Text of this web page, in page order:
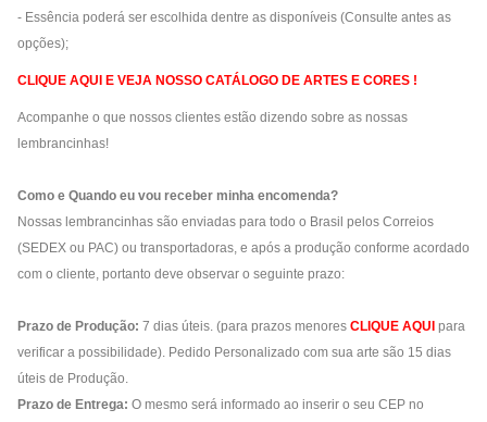
- Essência poderá ser escolhida dentre as disponíveis (Consulte antes as
opções);
CLIQUE AQUI E VEJA NOSSO CATÁLOGO DE ARTES E CORES !
Acompanhe o que nossos clientes estão dizendo sobre as nossas
lembrancinhas!
Como e Quando eu vou receber minha encomenda?
Nossas lembrancinhas são enviadas para todo o Brasil pelos Correios
(SEDEX ou PAC) ou transportadoras, e após a produção conforme acordado
com o cliente, portanto deve observar o seguinte prazo:
Prazo de Produção: 7 dias úteis. (para prazos menores CLIQUE AQUI para
verificar a possibilidade). Pedido Personalizado com sua arte são 15 dias
úteis de Produção.
Prazo de Entrega: O mesmo será informado ao inserir o seu CEP no